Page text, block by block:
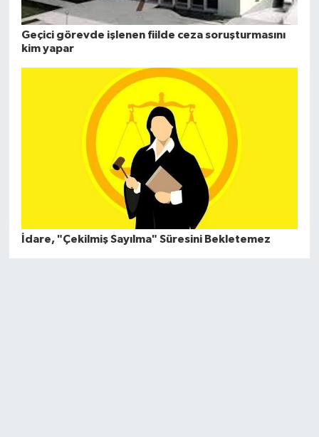
Geçici görevde işlenen fiilde ceza soruşturmasını
kim yapar
İdare, "Çekilmiş Sayılma" Süresini Bekletemez